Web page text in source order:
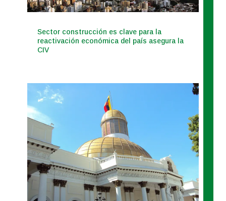
Sector construcción es clave para la
reactivación económica del país asegura la
CIV